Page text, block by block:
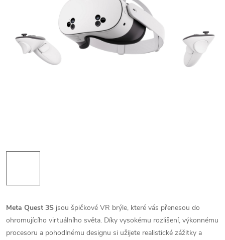
Meta Quest 3S jsou špičkové VR brýle, které vás přenesou do
ohromujícího virtuálního světa. Díky vysokému rozlišení, výkonnému
procesoru a pohodlnému designu si užijete realistické zážitky a